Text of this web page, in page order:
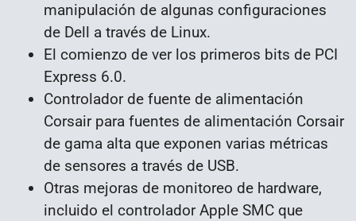
manipulación de algunas configuraciones
de Dell a través de Linux.
El comienzo de ver los primeros bits de PCI
Express 6.0.
Controlador de fuente de alimentación
Corsair para fuentes de alimentación Corsair
de gama alta que exponen varias métricas
de sensores a través de USB.
Otras mejoras de monitoreo de hardware,
incluido el controlador Apple SMC que